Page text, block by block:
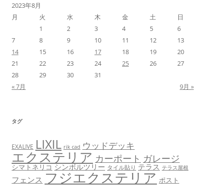
2023年8月
月
火 水 木 金 土
日
1
2 3 4 5
6
7
8 9 10 11 12
13
14
15 16 17 18 19
20
21
22 23 24 25 26
27
28
29 30
31
« 7月
9月 »
タグ
EXALIVE LIXIL rik cad ウッドデッキ
エクステリア カーポート ガレージ
シマトネリコ シンボルツリー タイル貼り テラス テラス屋根
フェンス フジエクステリア ポスト